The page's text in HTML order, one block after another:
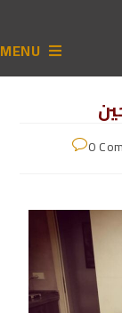
MENU
0